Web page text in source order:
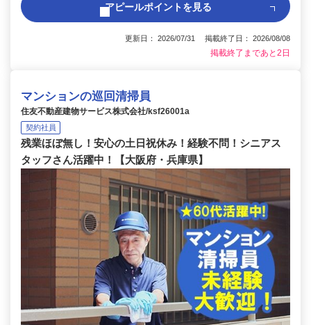
アピールポイントを見る
更新日： 2026/07/31 掲載終了日： 2026/08/08
掲載終了まであと2日
マンションの巡回清掃員
住友不動産建物サービス株式会社/ksf26001a
契約社員
残業ほぼ無し！安心の土日祝休み！経験不問！シニアス
タッフさん活躍中！【大阪府・兵庫県】